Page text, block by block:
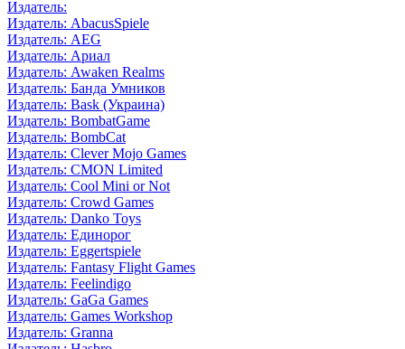
Издатель:
Издатель: AbacusSpiele
Издатель: AEG
Издатель: Ариал
Издатель: Awaken Realms
Издатель: Банда Умников
Издатель: Bask (Украина)
Издатель: BombatGame
Издатель: BombCat
Издатель: Clever Mojo Games
Издатель: CMON Limited
Издатель: Cool Mini or Not
Издатель: Crowd Games
Издатель: Danko Toys
Издатель: Единорог
Издатель: Eggertspiele
Издатель: Fantasy Flight Games
Издатель: Feelindigo
Издатель: GaGa Games
Издатель: Games Workshop
Издатель: Granna